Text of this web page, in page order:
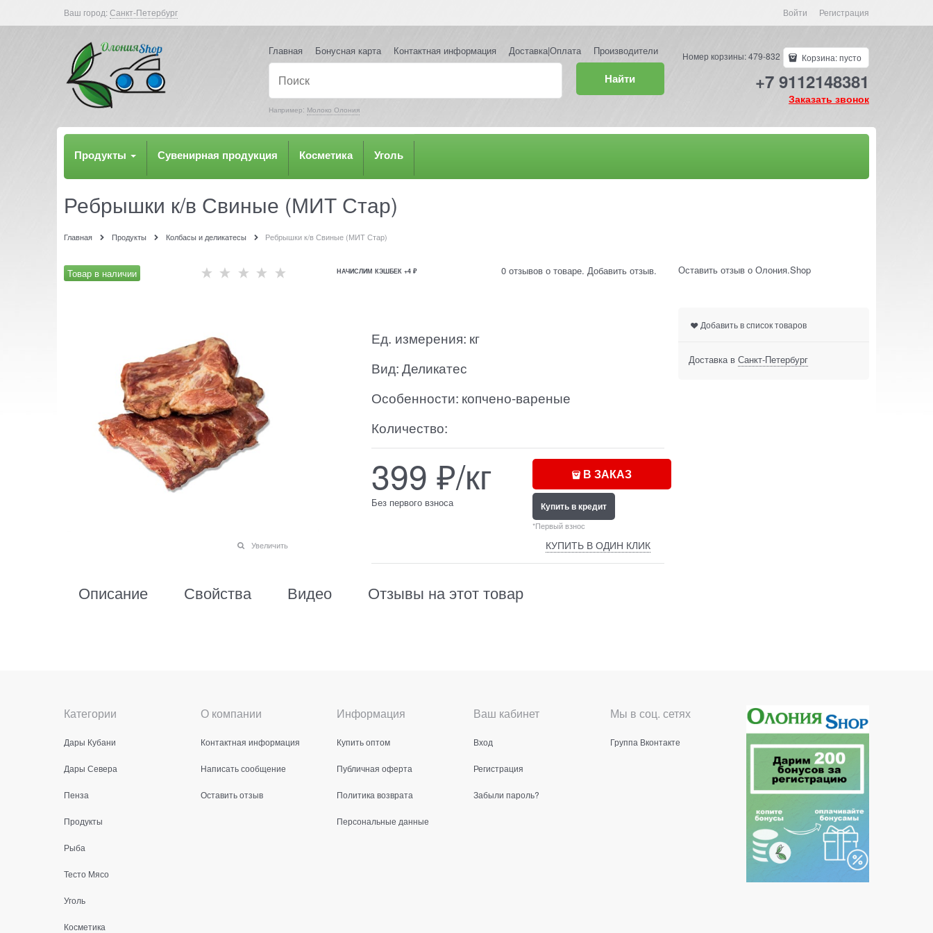
Ваш город:Санкт-Петербург Войти Регистрация
Главная Бонусная карта Контактная информация Доставка|Оплата Производители
Например: Молоко Олония
Найти
Номер корзины: 479-832 Корзина:пусто
+7 9112148381
Заказать звонок
Продукты Сувенирная продукция Косметика Уголь
Ребрышки к/в Свиные (МИТ Стар)
Главная Продукты Колбасы и деликатесы Ребрышки к/в Свиные (МИТ Стар)
Товар в наличии НАЧИСЛИМ КЭШБЕК +4 ₽ 0 отзывов о товаре. Добавить отзыв. Оставить отзыв о Олония.Shop
Увеличить
Ед. измерения: кг
Вид:Деликатес
Особенности: копчено-вареные
Количество:
399 ₽/кг
Без первого взноса
В ЗАКАЗ
Купить в кредит
*Первый взнос
КУПИТЬ В ОДИН КЛИК
Описание Свойства Видео Отзывы на этот товар
Добавить в список товаров
Доставка в Санкт-Петербург
Категории
Дары Кубани
Дары Севера
Пенза
Продукты
Рыба
Тесто Мясо
Уголь
Косметика
О компании
Контактная информация
Написать сообщение
Оставить отзыв
Информация
Купить оптом
Публичная оферта
Политика возврата
Персональные данные
Ваш кабинет
Вход
Регистрация
Забыли пароль?
Мы в соц. сетях
Группа Вконтакте